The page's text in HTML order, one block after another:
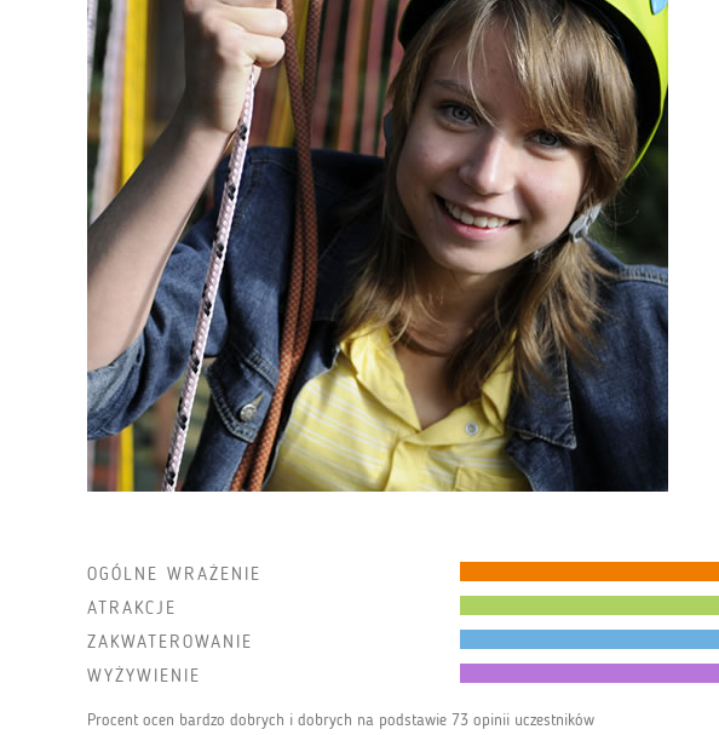
OGÓLNE WRAŻENIE
ATRAKCJE
ZAKWATEROWANIE
WYŻYWIENIE
Procent ocen bardzo dobrych i dobrych na podstawie 73 opinii uczestników